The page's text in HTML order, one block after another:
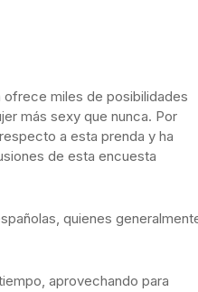
más sexy que nunca. Por
a esta prenda y ha
de esta encuesta
mayor número de ventas de